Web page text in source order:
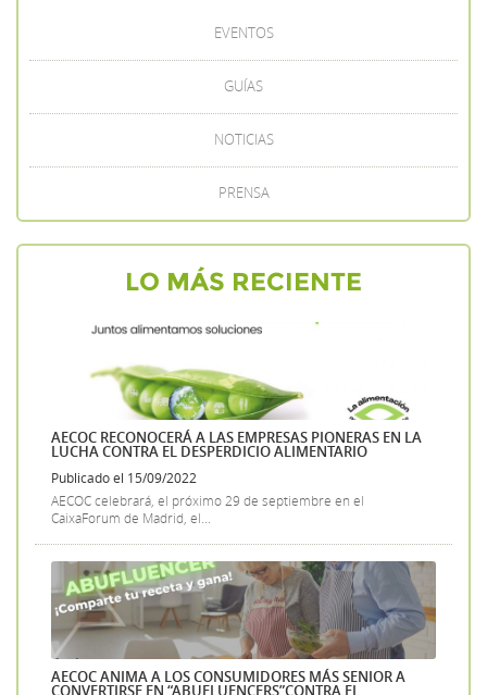
EVENTOS
GUÍAS
NOTICIAS
PRENSA
LO MÁS RECIENTE
AECOC RECONOCERÁ A LAS EMPRESAS PIONERAS EN LA
LUCHA CONTRA EL DESPERDICIO ALIMENTARIO
Publicado el 15/09/2022
AECOC celebrará, el próximo 29 de septiembre en el
CaixaForum de Madrid, el...
AECOC ANIMA A LOS CONSUMIDORES MÁS SENIOR A
CONVERTIRSE EN “ABUFLUENCERS”CONTRA EL